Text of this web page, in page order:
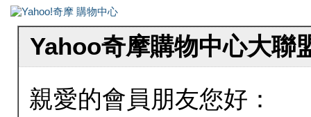
Yahoo奇摩購物中心大聯
親愛的會員朋友您好：